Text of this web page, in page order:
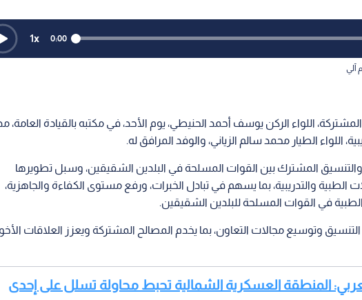
0:00
1x
آلي
اللواء الركن يوسف أحمد الحنيطي، يوم الأحد، في مكتبه بالقيادة العامة،
اللواء الطيار محمد سالم الزياني، والوفد المرافق له.
والتنسيق المشترك بين القوات المسلحة في البلدين الشقيقين، وسبل تطويرها
الطبية والتدريبية، بما يسهم في تبادل الخبرات، ورفع مستوى الكفاءة والجاهزية،
في القوات المسلحة للبلدين الشقيقين.
وتوسيع مجالات التعاون، بما يخدم المصالح المشتركة ويعزز العلاقات
المنطقة العسكرية الشمالية تحبط محاولة تسلل على إحدى